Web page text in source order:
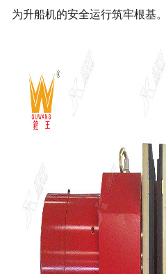
为升船机的安全运行筑牢根基。